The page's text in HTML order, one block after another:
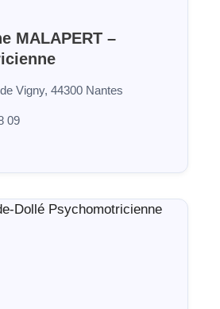
MALAPERT –
Vigny, 44300 Nantes
09